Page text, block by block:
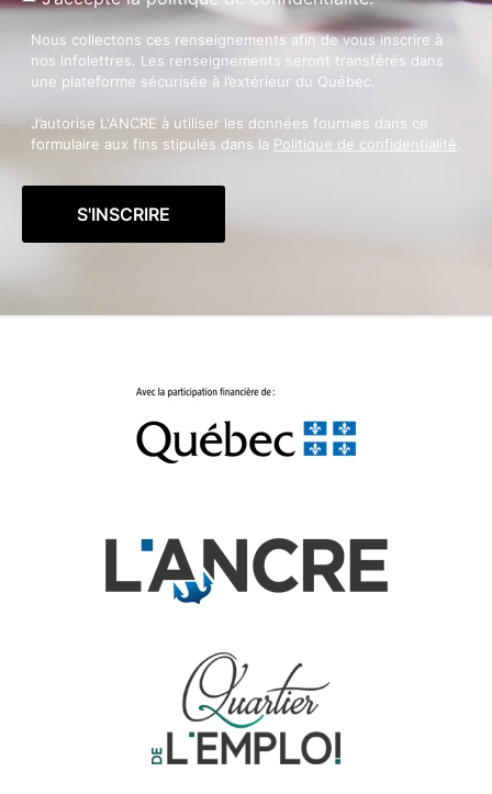
Nous collectons ces renseignements afin de vous inscrire à
nos infolettres. Les renseignements seront transférés dans
une plateforme sécurisée à l’extérieur du Québec.
J’autorise L'ANCRE à utiliser les données fournies dans ce
formulaire aux fins stipulés dans la Politique de confidentialité